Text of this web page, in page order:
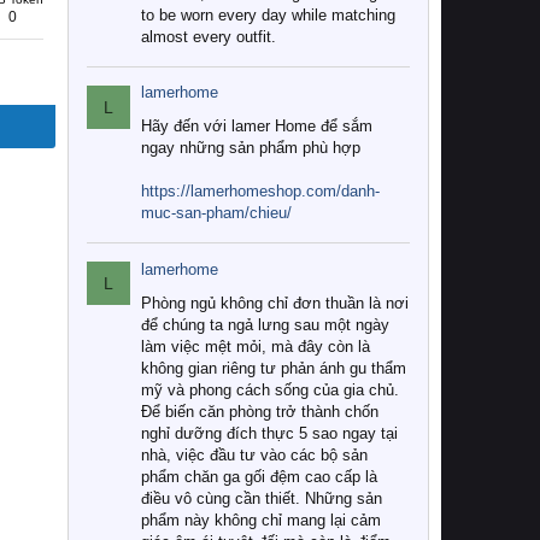
0
to be worn every day while matching
almost every outfit.
L
lamerhome
Hãy đến với lamer Home để sắm
ngay những sản phẩm phù hợp
https://lamerhomeshop.com/danh-
muc-san-pham/chieu/
L
lamerhome
Phòng ngủ không chỉ đơn thuần là nơi
để chúng ta ngả lưng sau một ngày
làm việc mệt mỏi, mà đây còn là
không gian riêng tư phản ánh gu thẩm
mỹ và phong cách sống của gia chủ.
Để biến căn phòng trở thành chốn
nghỉ dưỡng đích thực 5 sao ngay tại
nhà, việc đầu tư vào các bộ sản
phẩm chăn ga gối đệm cao cấp là
điều vô cùng cần thiết. Những sản
phẩm này không chỉ mang lại cảm